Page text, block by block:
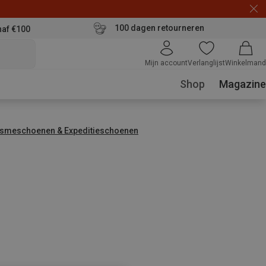
€100 100 dagen retourneren
Mijn accountVerlanglijstWinkelmand
Shop Magazine
& Expeditieschoenen